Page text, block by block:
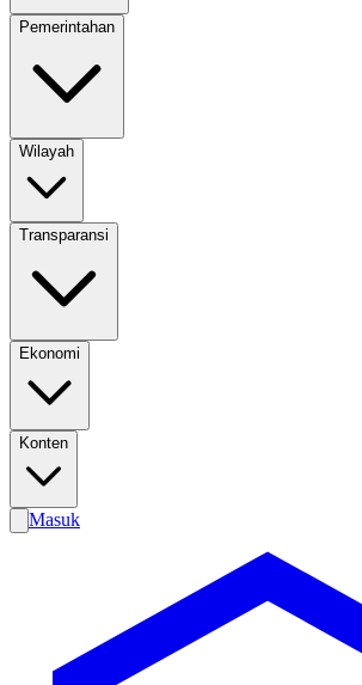
Pemerintahan
Wilayah
Transparansi
Ekonomi
Konten
Masuk